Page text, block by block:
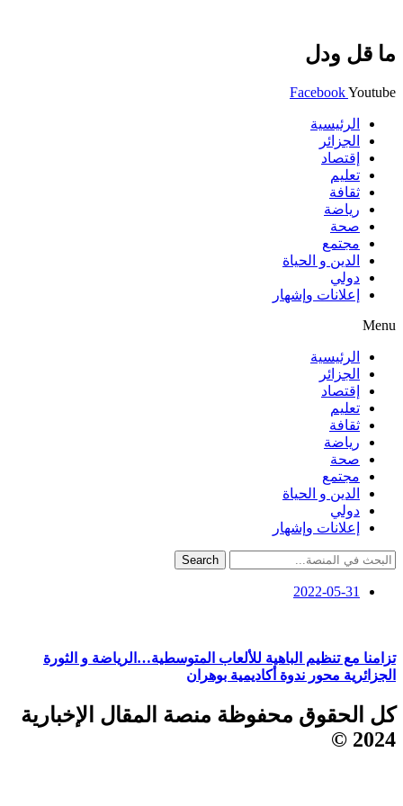
ما قل ودل
FacebookYoutube
الرئيسية
الجزائر
إقتصاد
تعليم
ثقافة
رياضة
صحة
مجتمع
الدين و الحياة
دولي
إعلانات وإشهار
Menu
الرئيسية
الجزائر
إقتصاد
تعليم
ثقافة
رياضة
صحة
مجتمع
الدين و الحياة
دولي
إعلانات وإشهار
Search
2022-05-31
تزامنا مع تنظيم الباهية للألعاب المتوسطية…الرياضة و الثورة
الجزائرية محور ندوة أكاديمية بوهران
كل الحقوق محفوظة منصة المقال الإخبارية
2024 ©